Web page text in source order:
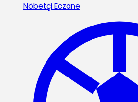
Nöbetçi Eczane